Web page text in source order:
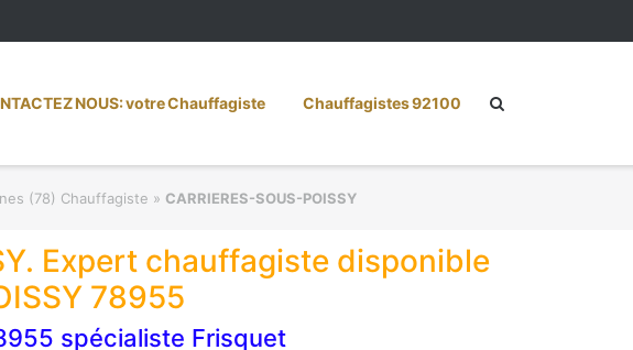
NOUS: votre Chauffagiste Chauffagistes 92100
(78) Chauffagiste » CARRIERES-SOUS-POISSY
Expert chauffagiste disponible
78955
spécialiste Frisquet